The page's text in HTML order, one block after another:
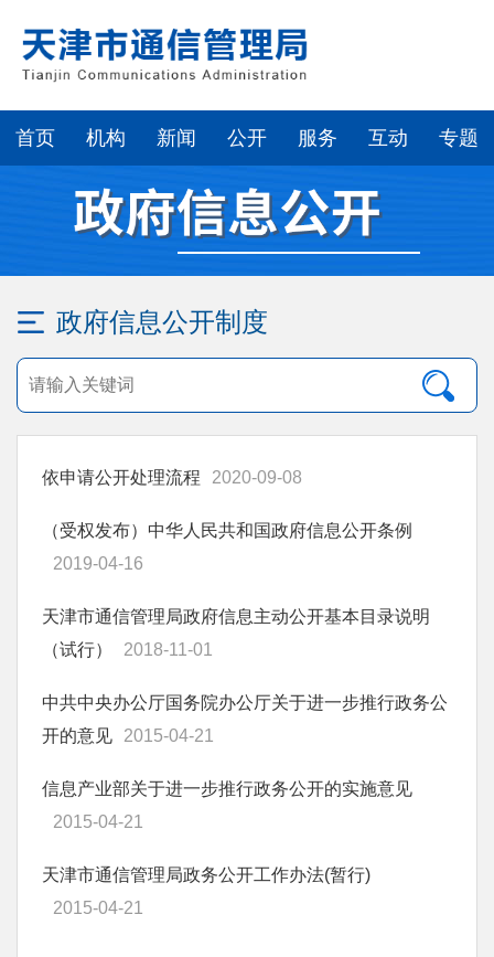
首页 机构 新闻 公开 服务 互动 专题
政府信息公开制度
依申请公开处理流程 2020-09-08
（受权发布）中华人民共和国政府信息公开条例
2019-04-16
天津市通信管理局政府信息主动公开基本目录说明
（试行）
2018-11-01
中共中央办公厅国务院办公厅关于进一步推行政务公
开的意见
2015-04-21
信息产业部关于进一步推行政务公开的实施意见
2015-04-21
天津市通信管理局政务公开工作办法(暂行)
2015-04-21